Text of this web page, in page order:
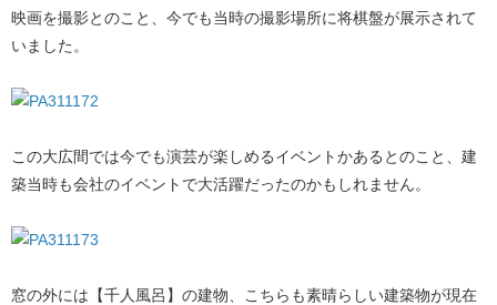
映画を撮影とのこと、今でも当時の撮影場所に将棋盤が展示されて
いました。
この大広間では今でも演芸が楽しめるイベントかあるとのこと、建
築当時も会社のイベントで大活躍だったのかもしれません。
窓の外には【千人風呂】の建物、こちらも素晴らしい建築物が現在